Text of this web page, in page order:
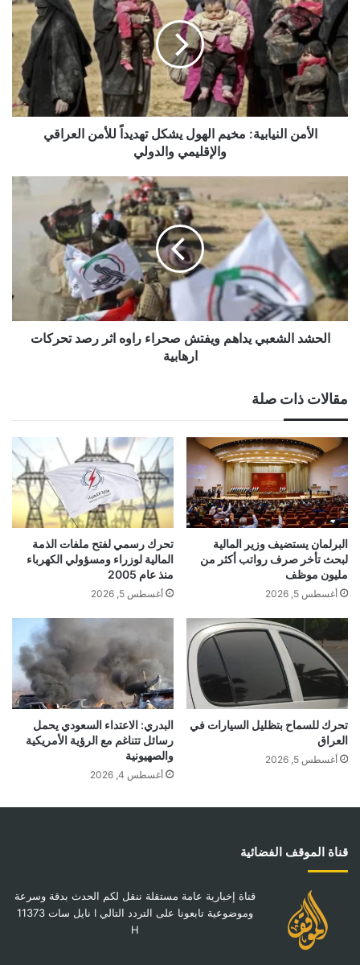
مخيم
الهول
يشكل
تهديداً
للأمن
العراقي
والإقليمي
والدوليالأمن النيابية: مخيم الهول يشكل تهديداً للأمن العراقي
والإقليمي والدولي
الشعبي
يداهم
ويفتش
صحراء
راوه
رصد
تحركات
ارهابيةالحشد الشعبي يداهم ويفتش صحراء راوه اثر رصد تحركات
ارهابية
مقالات ذات صلة
البرلمان يستضيف وزير المالية
لبحث تأخر صرف رواتب أكثر من
مليون موظف
أغسطس 5, 2026
تحرك رسمي لفتح ملفات الذمة
المالية لوزراء ومسؤولي الكهرباء
منذ عام 2005
أغسطس 5, 2026
تحرك للسماح بتظليل السيارات في
العراق
أغسطس 5, 2026
البدري: الاعتداء السعودي يحمل
رسائل تتناغم مع الرؤية الأمريكية
والصهيونية
أغسطس 4, 2026
قناة الموقف الفضائية
قناة إخبارية عامة مستقلة ننقل لكم الحدث بدقة وسرعة
وموضوعية تابعونا على التردد التالي I نايل سات 11373
H